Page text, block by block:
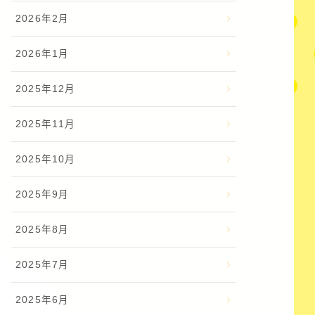
2026年2月
2026年1月
2025年12月
2025年11月
2025年10月
2025年9月
2025年8月
2025年7月
2025年6月